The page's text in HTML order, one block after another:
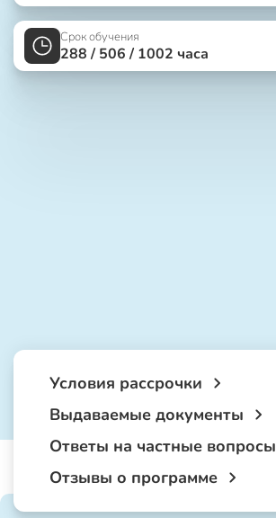
Срок обучения
288 / 506 / 1002 часа
Условия рассрочки
Выдаваемые документы
Ответы на частные вопросы
Отзывы о программе